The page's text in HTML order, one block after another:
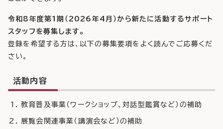
令和8年度第1期（2026年4月）から新たに活動するサポート
スタッフを募集します。
登録を希望する方は、以下の募集要項をよく読んでご応募くだ
さい。
活動内容
教育普及事業（ワークショップ、対話型鑑賞など）の補助
展覧会関連事業（講演会など）の補助